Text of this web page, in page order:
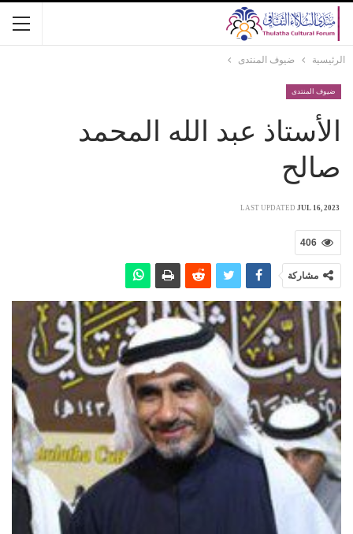
الرئيسية ضيوف المنتدى
ضيوف المنتدى
الأستاذ عبد الله المحمد
صالح
LAST UPDATED JUL 16, 2023
406
مشاركة